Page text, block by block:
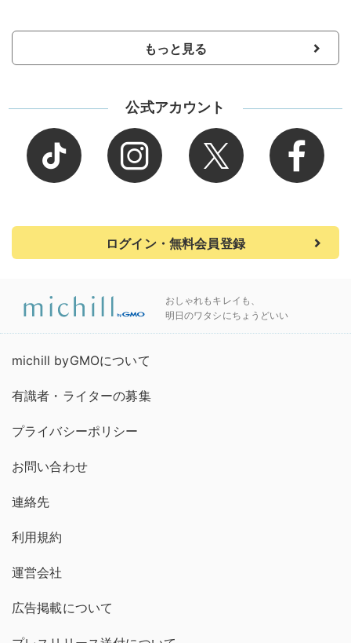
もっと見る
公式アカウント
ログイン・無料会員登録
おしゃれもキレイも、
明日のワタシにちょうどいい
michill byGMOについて
有識者・ライターの募集
プライバシーポリシー
お問い合わせ
連絡先
利用規約
運営会社
広告掲載について